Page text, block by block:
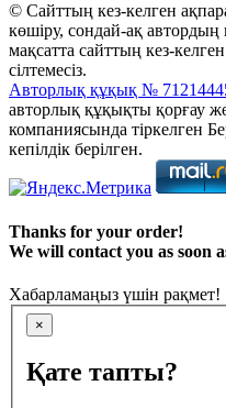
© Сайттың кез-келген
көшіру, сондай-ақ автордың
мақсатта сайттың кез-
сілтемесіз.
Авторлық құқық №
авторлық құқықты қорғау
компаниясында тіркелген
кепілдік берілген.
Thanks for your order!
We will contact you as soon
Хабарламаңыз үшін рақмет!
×
Қате тапты?